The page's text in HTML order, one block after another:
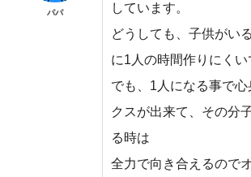
パパ
しています。
どうしても、子供がい
に1人の時間作りにく
でも、1人になる事で心
クスが出来て、その分
る時は
全力で向き合えるので